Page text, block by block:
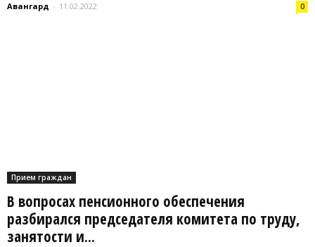
Авангард - 11.02.2022 0
Прием граждан
В вопросах пенсионного обеспечения
разбирался председателя комитета по труду,
занятости и...